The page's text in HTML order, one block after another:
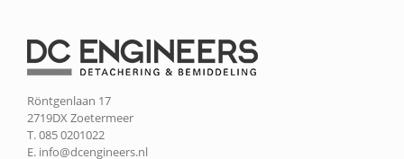
Röntgenlaan 17
2719DX Zoetermeer
T. 085 0201022
E. info@dcengineers.nl